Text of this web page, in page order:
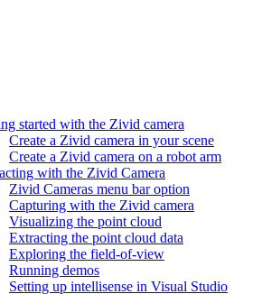
started with the Zivid camera
Create a Zivid camera in your scene
Create a Zivid camera on a robot arm
with the Zivid Camera
Zivid Cameras menu bar option
Capturing with the Zivid camera
Visualizing the point cloud
Extracting the point cloud data
Exploring the field-of-view
Running demos
Setting up intellisense in Visual Studio